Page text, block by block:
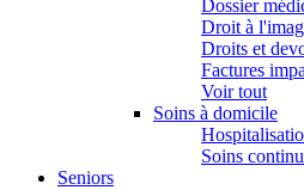
Dossier
Droit à
Droits et
Factures
Voir tout
Soins à domicile
Soins
Seniors